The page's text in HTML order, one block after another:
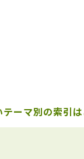
ーマ別の索引